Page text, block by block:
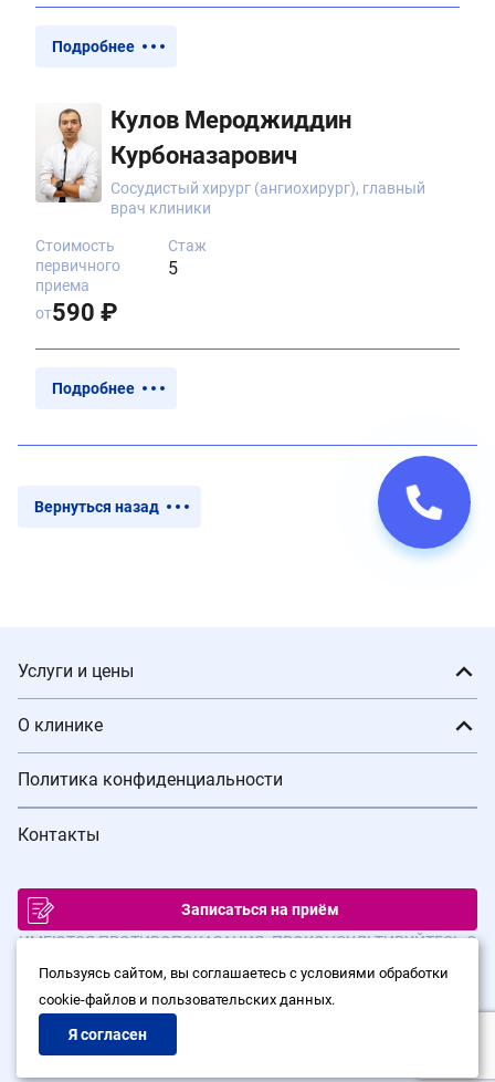
Подробнее
Кулов Мероджиддин
Курбоназарович
Сосудистый хирург (ангиохирург), главный
врач клиники
Стаж
5
Стоимость
первичного
приема
от590 ₽
Подробнее
Вернуться назад
Услуги и цены
О клинике
Политика конфиденциальности
Контакты
Записаться на приём
ИМЕЮТСЯ ПРОТИВОПОКАЗАНИЯ. ПРОКОНСУЛЬТИРУЙТЕСЬ С
© Сеть клиник лазерной хирургии «Варикоза нет», 2026
Политика конфиденциальности
Пользуясь сайтом, вы соглашаетесь с условиями обработки
cookie-файлов и пользовательских данных.
Я согласен